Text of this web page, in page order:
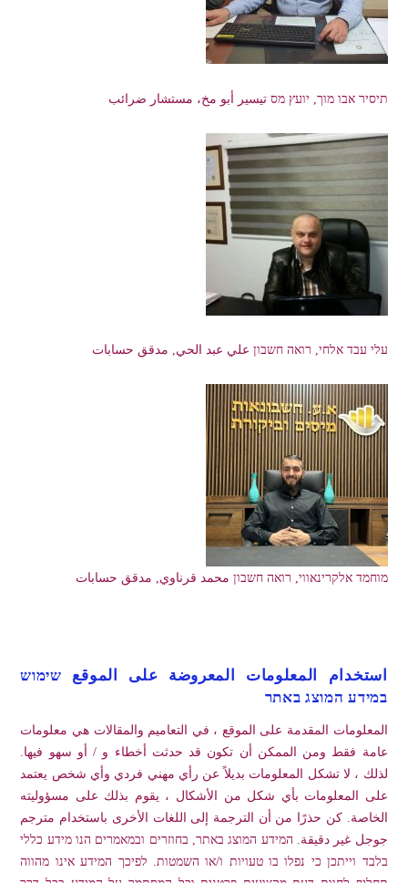
תיסיר אבו מוך, יועץ מס تيسير أبو مخ، مستشار ضرائب
עלי עבד אלחי, רואה חשבון علي عبد الحي, مدقق حسابات
מוחמד אלקרינאווי, רואה חשבון محمد قرناوي, مدقق حسابات
استخدام المعلومات المعروضة على الموقع שימוש
במידע המוצג באתר
المعلومات المقدمة على الموقع ، في التعاميم والمقالات هي معلومات
عامة فقط ومن الممكن أن تكون قد حدثت أخطاء و / أو سهو فيها.
لذلك ، لا تشكل المعلومات بديلاً عن رأي مهني فردي وأي شخص يعتمد
على المعلومات بأي شكل من الأشكال ، يقوم بذلك على مسؤوليته
الخاصة. كن حذرًا من أن الترجمة إلى اللغات الأخرى باستخدام مترجم
جوجل غير دقيقة. המידע המוצג באתר, בחוזרים ובמאמרים הנו מידע כללי
בלבד וייתכן כי נפלו בו טעויות ו/או השמטות. לפיכך המידע אינו מהווה